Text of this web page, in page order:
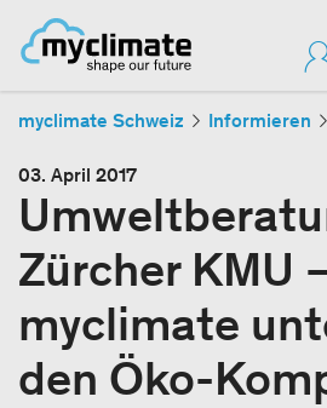
myclimate Schweiz Informieren
03. April 2017
Zürcher KMU
myclimate
den Öko-